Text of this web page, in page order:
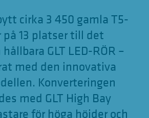
i
e
n
cirka 3 450 gamla T5-
på 13 platser till det
GLT LED-RÖR –
med den innovativa
Konverteringen
med GLT High Bay
för höga höjder och